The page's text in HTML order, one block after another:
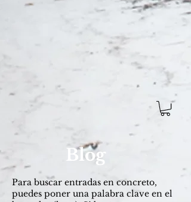
Blog
Para buscar entradas ​en concreto,
puedes poner una palabra clave en el